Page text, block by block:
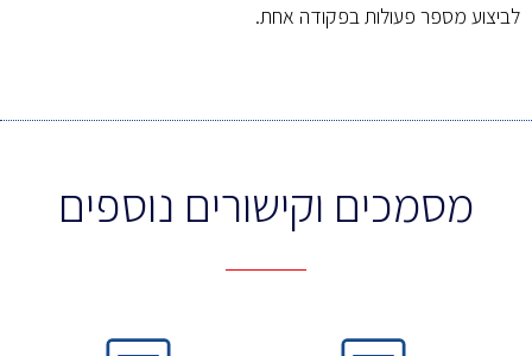
לביצוע מספר פעולות בפקודה אחת.
מסמכים וקישורים נוספים